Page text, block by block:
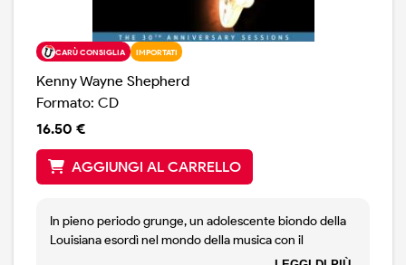
CARÙ CONSIGLIA IMPORTATI
Kenny Wayne Shepherd
Formato: CD
16.50 €
AGGIUNGI AL CARRELLO
In pieno periodo grunge, un adolescente biondo della
Louisiana esordì nel mondo della musica con il
folgorante album di debutto «Ledbetter Heights», che